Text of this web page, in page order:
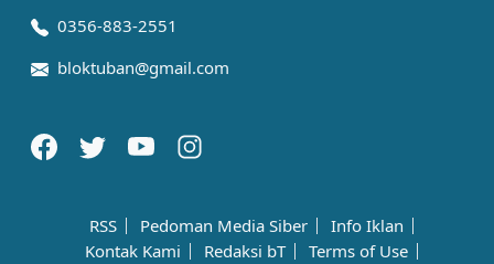
0356-883-2551
bloktuban@gmail.com
RSS Pedoman Media Siber
Info Iklan
Kontak Kami
Redaksi bT
Terms of Use